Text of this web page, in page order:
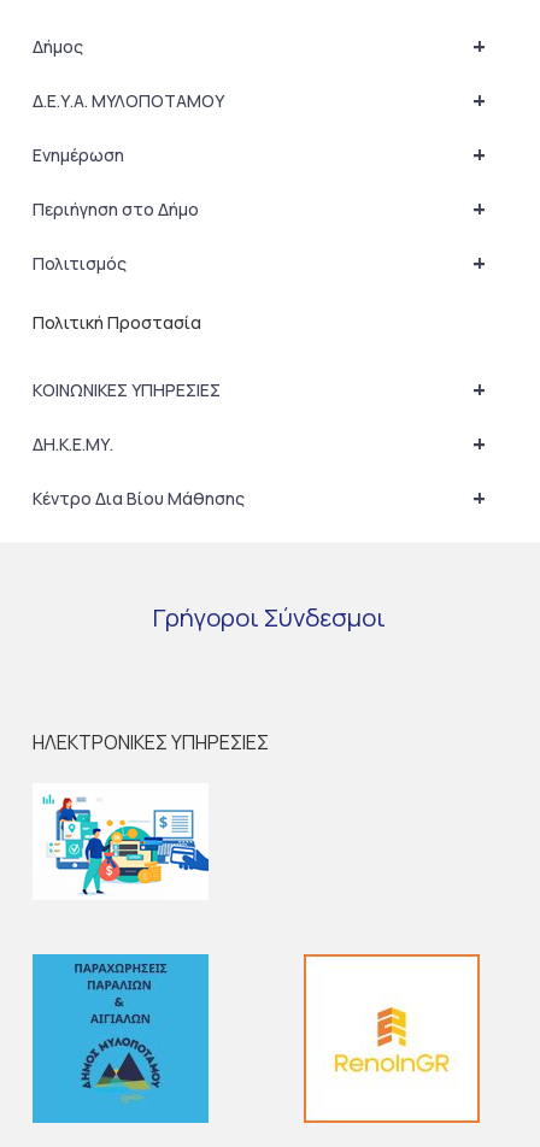
+
Δήμος
+
Δ.Ε.Υ.Α. ΜΥΛΟΠΟΤΑΜΟΥ
+
Ενημέρωση
+
Περιήγηση στο Δήμο
+
Πολιτισμός
Πολιτική Προστασία
+
ΚΟΙΝΩΝΙΚΕΣ ΥΠΗΡΕΣΙΕΣ
+
ΔΗ.Κ.Ε.ΜΥ.
+
Κέντρο Δια Βίου Μάθησης
Γρήγοροι Σύνδεσμοι
ΗΛΕΚΤΡΟΝΙΚΕΣ ΥΠΗΡΕΣΙΕΣ